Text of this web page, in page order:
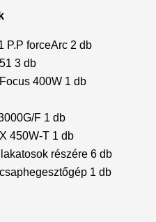
P.P forceArc 2 db
3 db
400W 1 db
F 1 db
450W-T 1 db
részére 6 db
1 db